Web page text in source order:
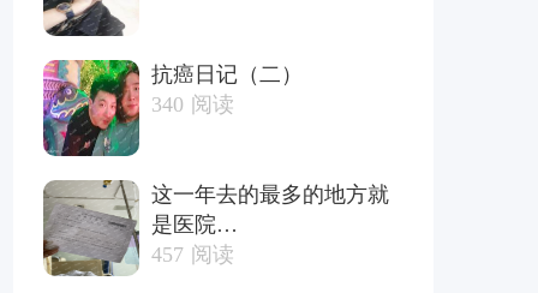
抗癌日记（二）
340 阅读
这一年去的最多的地方就
是医院…
457 阅读